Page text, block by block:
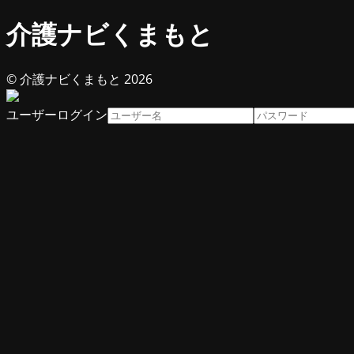
介護ナビくまもと
© 介護ナビくまもと 2026
ユーザーログイン